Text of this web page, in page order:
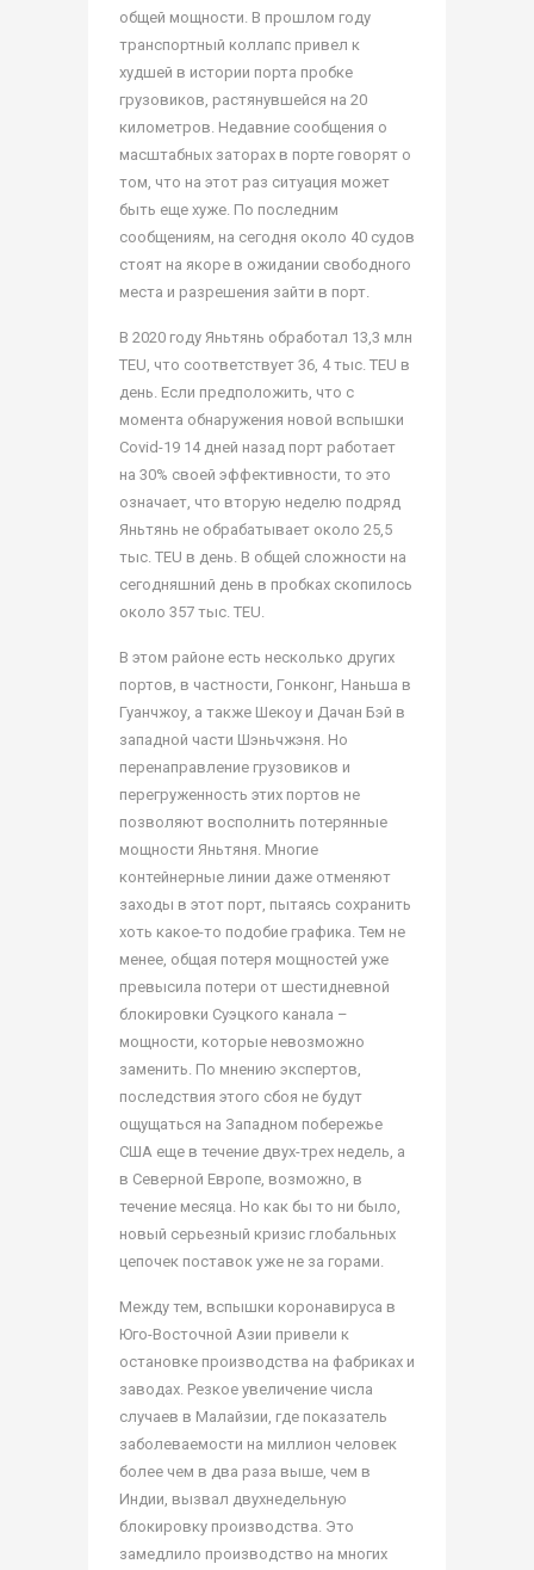
общей мощности. В прошлом году
транспортный коллапс привел к
худшей в истории порта пробке
грузовиков, растянувшейся на 20
километров. Недавние сообщения о
масштабных заторах в порте говорят о
том, что на этот раз ситуация может
быть еще хуже. По последним
сообщениям, на сегодня около 40 судов
стоят на якоре в ожидании свободного
места и разрешения зайти в порт.
В 2020 году Яньтянь обработал 13,3 млн
TEU, что соответствует 36, 4 тыс. TEU в
день. Если предположить, что с
момента обнаружения новой вспышки
Covid-19 14 дней назад порт работает
на 30% своей эффективности, то это
означает, что вторую неделю подряд
Яньтянь не обрабатывает около 25,5
тыс. TEU в день. В общей сложности на
сегодняшний день в пробках скопилось
около 357 тыс. TEU.
В этом районе есть несколько других
портов, в частности, Гонконг, Наньша в
Гуанчжоу, а также Шекоу и Дачан Бэй в
западной части Шэньчжэня. Но
перенаправление грузовиков и
перегруженность этих портов не
позволяют восполнить потерянные
мощности Яньтяня. Многие
контейнерные линии даже отменяют
заходы в этот порт, пытаясь сохранить
хоть какое-то подобие графика. Тем не
менее, общая потеря мощностей уже
превысила потери от шестидневной
блокировки Суэцкого канала –
мощности, которые невозможно
заменить. По мнению экспертов,
последствия этого сбоя не будут
ощущаться на Западном побережье
США еще в течение двух-трех недель, а
в Северной Европе, возможно, в
течение месяца. Но как бы то ни было,
новый серьезный кризис глобальных
цепочек поставок уже не за горами.
Между тем, вспышки коронавируса в
Юго-Восточной Азии привели к
остановке производства на фабриках и
заводах. Резкое увеличение числа
случаев в Малайзии, где показатель
заболеваемости на миллион человек
более чем в два раза выше, чем в
Индии, вызвал двухнедельную
блокировку производства. Это
замедлило производство на многих